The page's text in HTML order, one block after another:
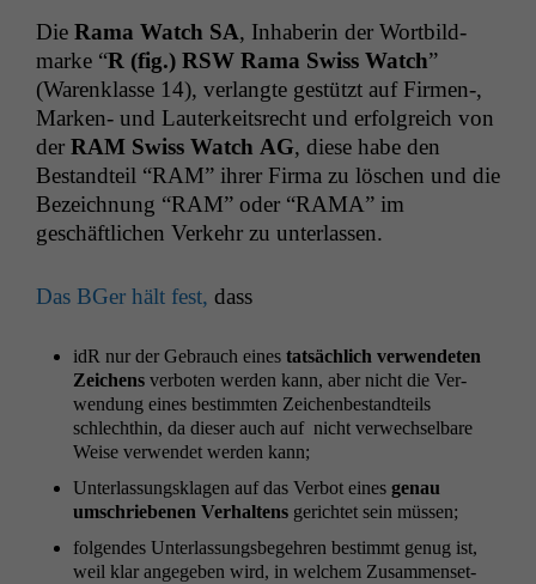
Die Rama Watch SA, Inhab­erin der Wort­bild­
marke “R (fig.) RSW Rama Swiss Watch”
(Waren­klasse 14), ver­langte gestützt auf Firmen‑,
Marken- und Lauterkeit­srecht und erfol­gre­ich von
der RAM Swiss Watch AG, diese habe den
Bestandteil “RAM” ihrer Fir­ma zu löschen und die
Beze­ich­nung “RAM” oder “RAMA” im
geschäftlichen Verkehr zu unterlassen.
Das BGer hält fest, dass
idR nur der Gebrauch eines tat­säch­lich ver­wen­de­ten
Zeichens ver­boten wer­den kann, aber nicht die Ver­
wen­dung eines bes­timmten Zeichenbe­standteils
schlechthin, da dieser auch auf nicht ver­wech­sel­bare
Weise ver­wen­det wer­den kann;
Unter­las­sungskla­gen auf das Ver­bot eines genau
umschriebe­nen Ver­hal­tens gerichtet sein müssen;
fol­gen­des Unter­las­sungs­begehren bes­timmt genug ist,
weil klar angegeben wird, in welchem Zusam­menset­